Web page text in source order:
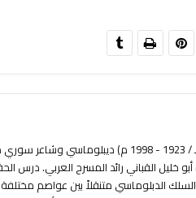
خليل القباني رائد المسرح العربي. درس